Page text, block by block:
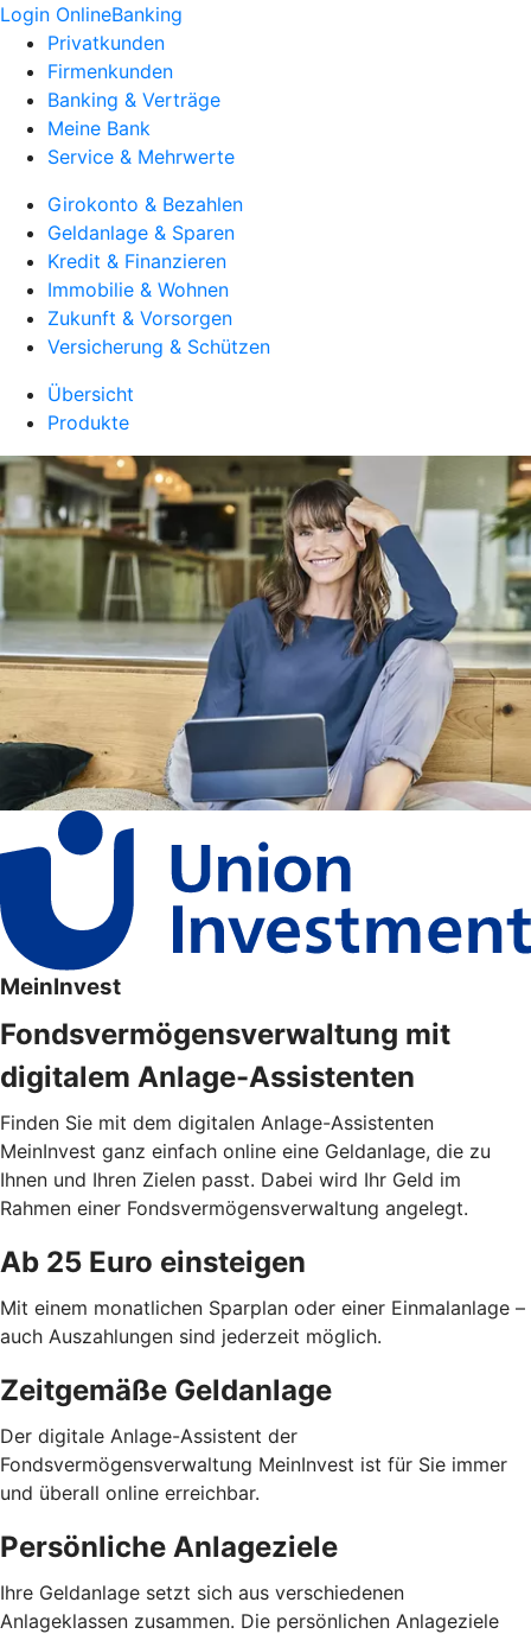
Login OnlineBanking
Privatkunden
Firmenkunden
Banking & Verträge
Meine Bank
Service & Mehrwerte
Girokonto & Bezahlen
Geldanlage & Sparen
Kredit & Finanzieren
Immobilie & Wohnen
Zukunft & Vorsorgen
Versicherung & Schützen
Übersicht
Produkte
MeinInvest
Fondsvermögensverwaltung mit
digitalem Anlage-Assistenten
Finden Sie mit dem digitalen Anlage-Assistenten
MeinInvest ganz einfach online eine Geldanlage, die zu
Ihnen und Ihren Zielen passt. Dabei wird Ihr Geld im
Rahmen einer Fondsvermögensverwaltung angelegt.
Ab 25 Euro einsteigen
Mit einem monatlichen Sparplan oder einer Einmalanlage –
auch Auszahlungen sind jederzeit möglich.
Zeitgemäße Geldanlage
Der digitale Anlage-Assistent der
Fondsvermögensverwaltung MeinInvest ist für Sie immer
und überall online erreichbar.
Persönliche Anlageziele
Ihre Geldanlage setzt sich aus verschiedenen
Anlageklassen zusammen. Die persönlichen Anlageziele